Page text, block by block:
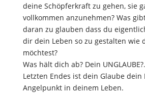
deine Schöpferkraft zu gehen, sie
vollkommen anzunehmen? Was
daran zu glauben dass du
dir dein Leben so zu gestalten wie
möchtest?
Was hält dich ab? Dein
Letzten Endes ist dein Glaube dein
Angelpunkt in deinem Leben.